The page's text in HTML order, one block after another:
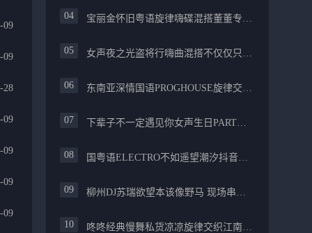
09
09
28
09
09
09
09
宝丽金怀旧粤语旋律嗨碟混搭董董专属越南鼓节奏
女声夜之光盗将行嗨曲混搭不仅仅只是喜欢你PROG舒服
东南亚深情国语PROGHOUSE旋律交织安和桥FUNKY流行情怀串烧
下辈子不一定遇见你女声生日PARTY碰撞酒嗨最新女声伤感专辑实录
国粤语ELECTRO不如遥望潮汐抖音慢摇混合柳州真龙会K吧小厅小康混音
柳州DJ苏瑞欲望本该像野马 现场串烧中文FUNKYHOUSE精选
咚咚经典慢舞私货凉凉旋律交织江南烟雨追梦生活精选串烧